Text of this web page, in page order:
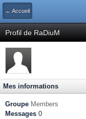
← Accueil
Profil de RaDiuM
Mes informations
Groupe Members
Messages 0